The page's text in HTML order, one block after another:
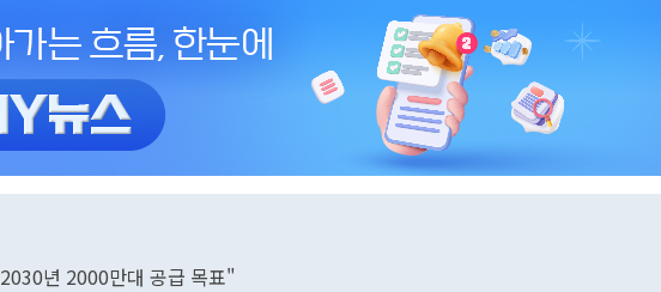
년 2000만대 공급 목표"